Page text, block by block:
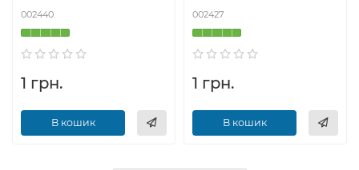
002440
1 грн.
В кошик
002427
1 грн.
В кошик